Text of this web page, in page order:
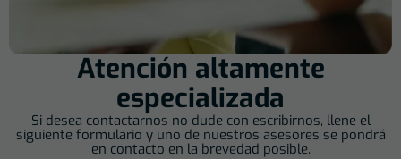
Atención altamente
especializada
Si desea contactarnos no dude con escribirnos, llene el
siguiente formulario y uno de nuestros asesores se pondrá
en contacto en la brevedad posible.